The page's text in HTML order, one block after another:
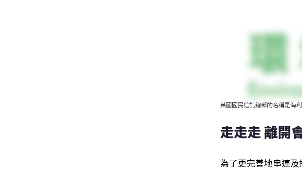
英國國民信託總部的名稱是海
走走走 離開
為了更完善地串連